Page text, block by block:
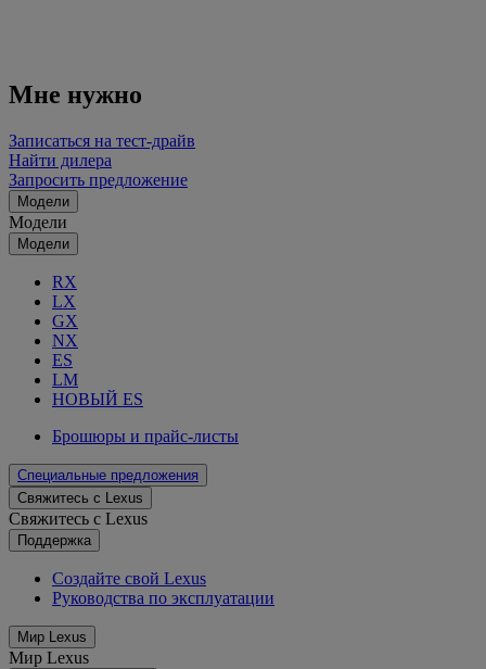
Мне нужно
Записаться на тест-драйв
Найти дилера
Запросить предложение
Модели
Модели
Модели
RX
LX
GX
NX
ES
LM
НОВЫЙ ES
Брошюры и прайс-листы
Специальные предложения
Свяжитесь с Lexus
Свяжитесь с Lexus
Поддержка
Создайте свой Lexus
Руководства по эксплуатации
Мир Lexus
Мир Lexus